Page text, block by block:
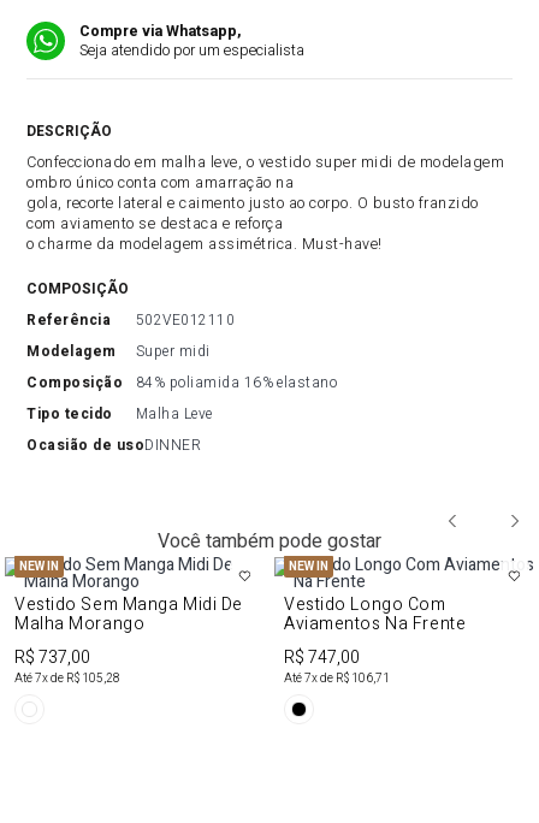
Compre via Whatsapp,
Seja atendido por um especialista
Confeccionado em malha leve, o vestido super midi de modelagem
ombro único conta com amarração na
gola, recorte lateral e caimento justo ao corpo. O busto franzido
com aviamento se destaca e reforça
o charme da modelagem assimétrica. Must-have!
COMPOSIÇÃO
referência
502VE012110
modelagem
Super midi
composição
84% poliamida 16% elastano
tipo tecido
Malha Leve
ocasião de usoDINNER
Você também pode gostar
NEW IN
Vestido Sem Manga Midi De
Malha Morango
R$ 737,00
Até7x de R$ 105,28
NEW IN
Vestido Longo Com
Aviamentos Na Frente
R$ 747,00
Até7x de R$ 106,71